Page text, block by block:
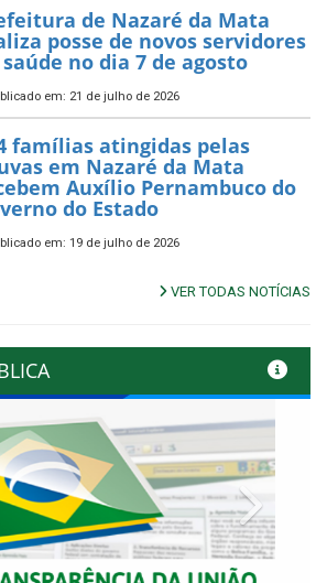
de Nazaré da Mata
posse de novos servidores
no dia 7 de agosto
em: 21 de julho de 2026
famílias atingidas pelas
em Nazaré da Mata
Auxílio Pernambuco do
do Estado
em: 19 de julho de 2026
VER TODAS NOTÍCIAS